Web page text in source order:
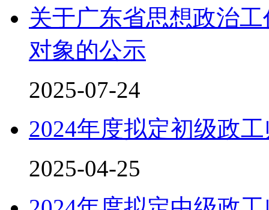
关于广东省思想政治
对象的公示
2025-07-24
2024年度拟定初级政
2025-04-25